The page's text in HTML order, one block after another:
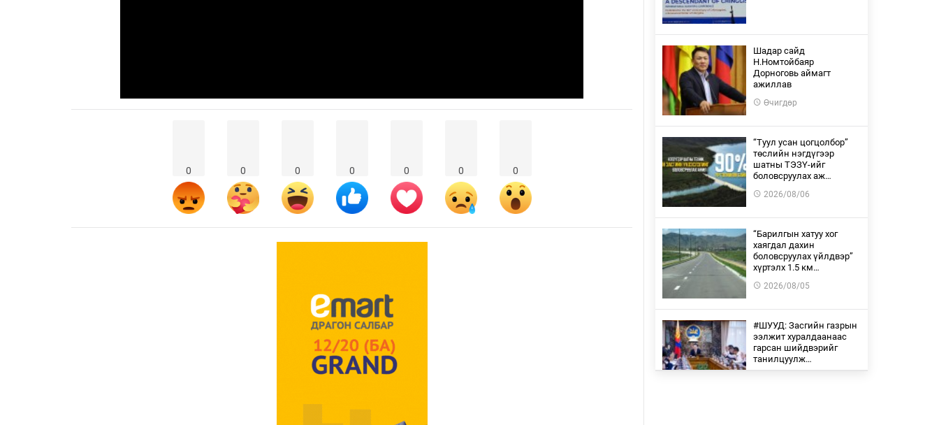
0 0 0 0 0 0 0
Шадар сайд
Н.Номтойбаяр
Дорноговь аймагт
ажиллав
Өчигдөр
“Туул усан цогцолбор”
төслийн нэгдүгээр
шатны ТЭЗҮ-ийг
боловсруулах аж…
2026/08/06
“Барилгын хатуу хог
хаягдал дахин
боловсруулах үйлдвэр”
хүртэлх 1.5 км…
2026/08/05
#ШУУД: Засгийн газрын
ээлжит хуралдаанаас
гарсан шийдвэрийг
танилцуулж…